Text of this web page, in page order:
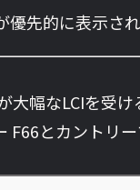
優先的に表示さ
幅なLCIを受
とカントリ